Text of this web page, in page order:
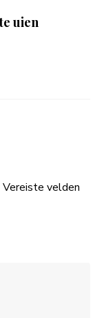
uien
Vereiste velden